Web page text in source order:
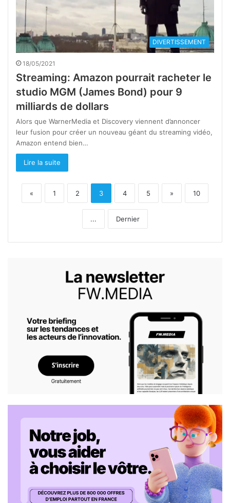
DIVERTISSEMENT
18/05/2021
Streaming: Amazon pourrait racheter le
studio MGM (James Bond) pour 9
milliards de dollars
Alors que WarnerMedia et Discovery viennent d’annoncer
leur fusion pour créer un nouveau géant du streaming vidéo,
Amazon entend bien…
Lire la suite
« 1 2 3 4 5 » 10
... Dernier